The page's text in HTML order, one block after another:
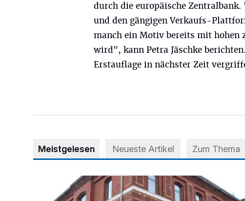
durch die europäische
und den gängigen Verkaufs-
manch ein Motiv bereits mit hohen
wird", kann Petra Jäschke
Erstauflage in nächster Zeit
Meistgelesen Neueste Artikel Zum Thema
Abstimmung für Heimatpreis noch möglich